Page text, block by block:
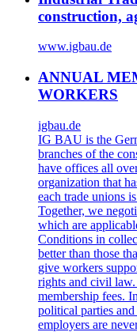
construction,
www.igbau.de
ANNUAL
WORKERS
igbau.de
IG BAU is the
branches of the
have offices all
organization that
each trade unions
Together, we
which are
Conditions in
better than those
give workers
rights and civil law.
membership fees.
political parties
employers are